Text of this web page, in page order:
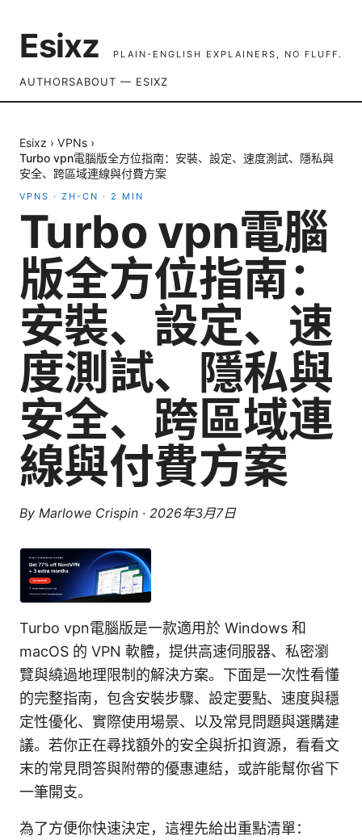
Esixz PLAIN-ENGLISH EXPLAINERS, NO FLUFF.
AUTHORSABOUT — ESIXZ
Esixz › VPNs ›
Turbo vpn電腦版全方位指南：安裝、設定、速度測試、隱私與
安全、跨區域連線與付費方案
VPNS · ZH-CN · 2 MIN
Turbo vpn電腦
版全方位指南：
安裝、設定、速
度測試、隱私與
安全、跨區域連
線與付費方案
By Marlowe Crispin · 2026年3月7日
Turbo vpn電腦版是一款適用於 Windows 和
macOS 的 VPN 軟體，提供高速伺服器、私密瀏
覽與繞過地理限制的解決方案。下面是一次性看懂
的完整指南，包含安裝步驟、設定要點、速度與穩
定性優化、實際使用場景、以及常見問題與選購建
議。若你正在尋找額外的安全與折扣資源，看看文
末的常見問答與附帶的優惠連結，或許能幫你省下
一筆開支。
為了方便你快速決定，這裡先給出重點清單：